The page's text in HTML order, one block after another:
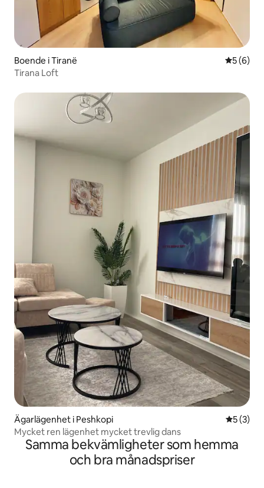
Boende i Tiranë 5 av 5 i
5 (6)
Tirana Loft
Ägarlägenhet i Peshkopi 5 av 5 i
5 (3)
Mycket ren lägenhet mycket trevlig dans
Samma bekvämligheter som hemma
och bra månadspriser